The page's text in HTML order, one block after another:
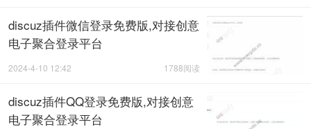
discuz插件微信登录免费版,对接创意
电子聚合登录平台
1788阅读
2024-4-10 12:42
discuz插件QQ登录免费版,对接创意
电子聚合登录平台